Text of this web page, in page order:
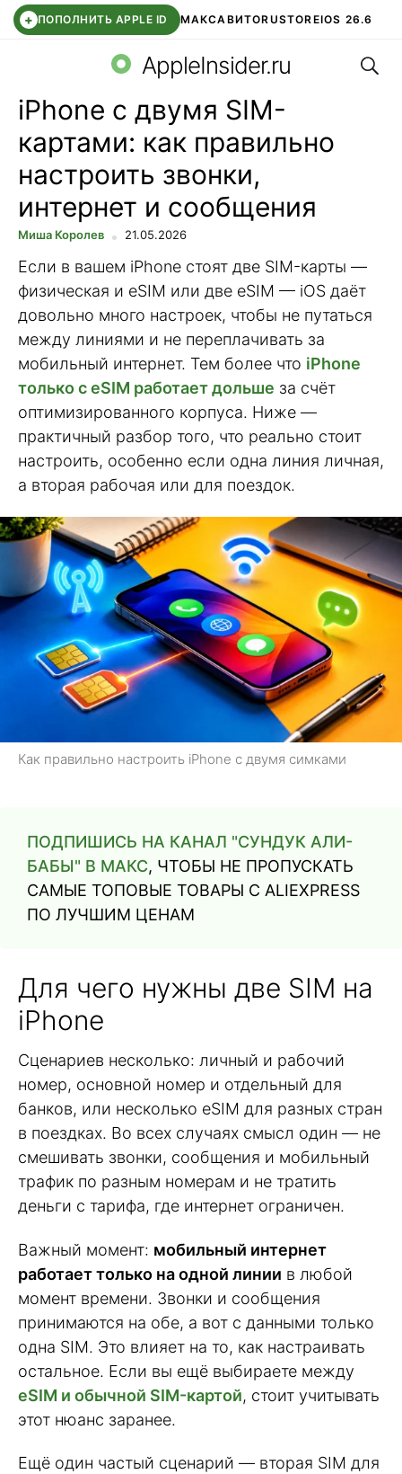
+ ПОПОЛНИТЬ APPLE ID МАКСАВИТОRUSTOREIOS 26.6
СБЕР КИДС ВТБ ОНЛАЙН ЧАТ В ROBLOX
AppleInsider.ru
iPhone с двумя SIM-
картами: как правильно
настроить звонки,
интернет и сообщения
Миша Королев 21.05.2026
Если в вашем iPhone стоят две SIM-карты —
физическая и eSIM или две eSIM — iOS даёт
довольно много настроек, чтобы не путаться
между линиями и не переплачивать за
мобильный интернет. Тем более что iPhone
только с eSIM работает дольше за счёт
оптимизированного корпуса. Ниже —
практичный разбор того, что реально стоит
настроить, особенно если одна линия личная,
а вторая рабочая или для поездок.
Как правильно настроить iPhone с двумя симками
ПОДПИШИСЬ НА КАНАЛ "СУНДУК АЛИ-
БАБЫ" В МАКС, ЧТОБЫ НЕ ПРОПУСКАТЬ
САМЫЕ ТОПОВЫЕ ТОВАРЫ С ALIEXPRESS
ПО ЛУЧШИМ ЦЕНАМ
Для чего нужны две SIM на
iPhone
Сценариев несколько: личный и рабочий
номер, основной номер и отдельный для
банков, или несколько eSIM для разных стран
в поездках. Во всех случаях смысл один — не
смешивать звонки, сообщения и мобильный
трафик по разным номерам и не тратить
деньги с тарифа, где интернет ограничен.
Важный момент: мобильный интернет
работает только на одной линии в любой
момент времени. Звонки и сообщения
принимаются на обе, а вот с данными только
одна SIM. Это влияет на то, как настраивать
остальное. Если вы ещё выбираете между
eSIM и обычной SIM-картой, стоит учитывать
этот нюанс заранее.
Ещё один частый сценарий — вторая SIM для